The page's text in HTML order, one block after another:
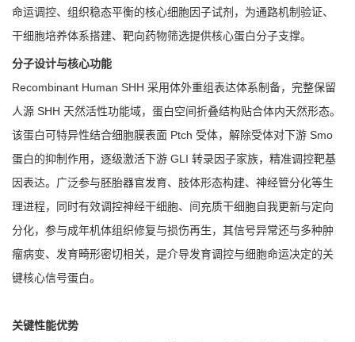
命运调控、组织稳态平衡的核心细胞因子试剂，为通路机制验证、
干细胞培养体系搭建、靶向药物筛选提供核心蛋白分子支撑。
分子设计与核心功能
Recombinant Human SHH 采用体外重组表达体系制备，完整保留
人源 SHH 天然活性功能域，蛋白空间折叠结构贴合体内天然形态。
该蛋白可特异性结合细胞膜表面 Ptch 受体，解除受体对下游 Smo
蛋白的抑制作用，逐级激活下游 GLI 转录因子家族，精准调控靶基
因表达。广泛参与胚胎器官发育、肢体形态构建、神经管分化等生
理进程，同时有效调控神经干细胞、间充质干细胞自我更新与定向
分化，参与成年机体组织修复与损伤再生，其信号异常还与多种肿
瘤病变、发育畸形密切相关，是介导发育调控与细胞命运决定的关
键核心信号蛋白。
关键性能优势